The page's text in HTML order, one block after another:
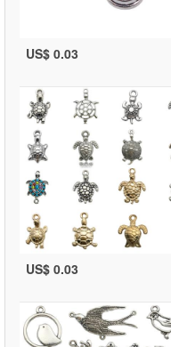
US$ 0.03
US$ 0.03